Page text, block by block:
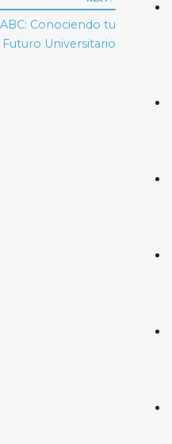
Conociendo tu
Futuro Universitario